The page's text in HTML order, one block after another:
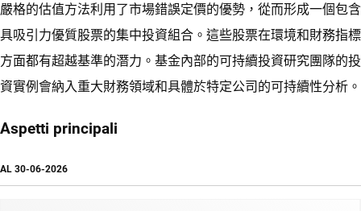
嚴格的估值方法利用了市場錯誤定價的優勢，從而形成一個包含
具吸引力優質股票的集中投資組合。這些股票在環境和財務指標
方面都有超越基準的潛力。基金內部的可持續投資研究團隊的投
資實例會納入重大財務領域和具體於特定公司的可持續性分析。
Aspetti principali
AL 30-06-2026